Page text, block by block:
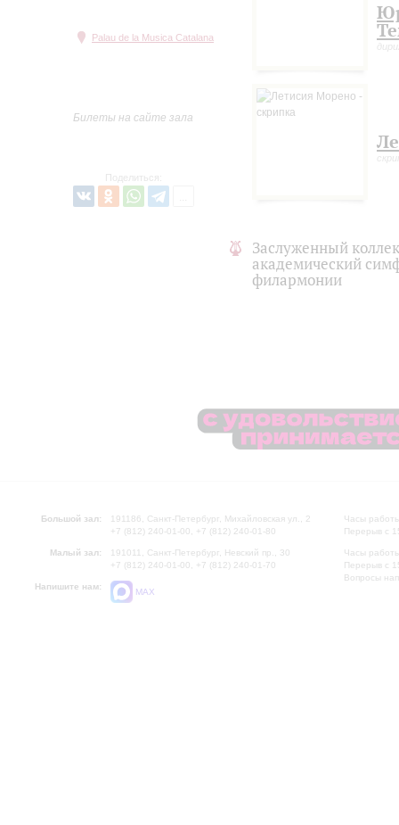
Palau de la Musica Catalana
Билеты на сайте зала
Поделиться:
Заслуженный
академический
филармонии
Большой зал:
191186, Санкт-Петербург, Михайловская ул., 2
+7 (812) 240-01-00, +7 (812) 240-01-80
Малый зал:
191011, Санкт-Петербург, Невский пр., 30
+7 (812) 240-01-00, +7 (812) 240-01-70
Напишите нам:
MAX
Часы
Перерыв с
Часы
Перерыв с
Вопросы